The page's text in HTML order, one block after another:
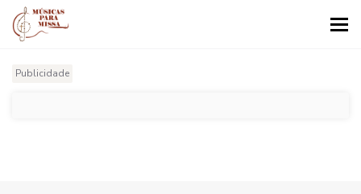
Publicidade